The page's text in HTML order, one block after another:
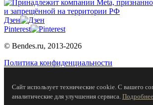
Дзен
Pinterest
© Bendes.ru, 2013-2026
Политика конфиденциальности
Сайт использует технические cookie. С вашего
аналитические для улучшения сервиса. Подробнее